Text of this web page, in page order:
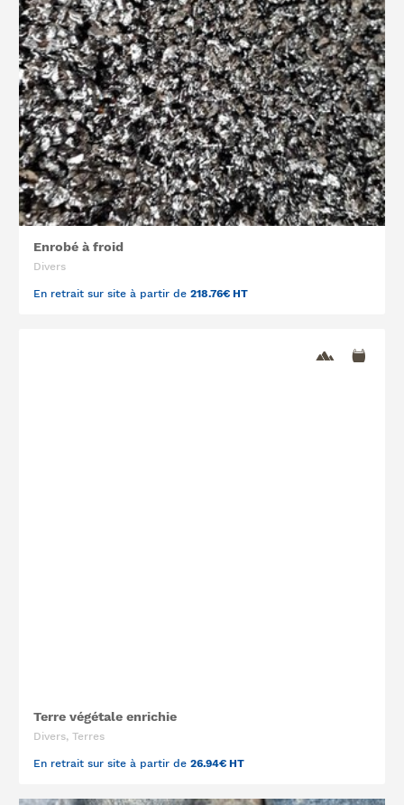
Enrobé à froid
Divers
En retrait sur site à partir de 218.76€ HT
Terre végétale enrichie
Divers, Terres
En retrait sur site à partir de 26.94€ HT